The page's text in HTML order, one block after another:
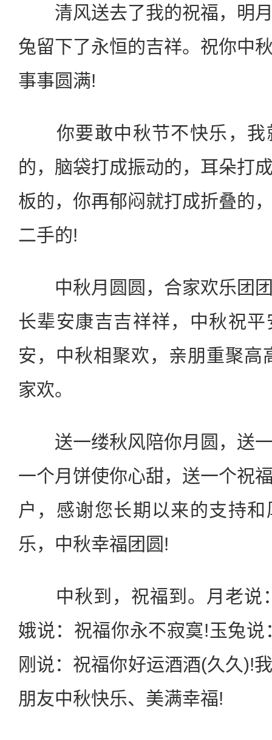
清风送去了我的祝福，明月
兔留下了永恒的吉祥。祝你中
事事圆满!
你要敢中秋节不快乐，我
的，脑袋打成振动的，耳朵打
板的，你再郁闷就打成折叠的
二手的!
中秋月圆圆，合家欢乐团团
长辈安康吉吉祥祥，中秋祝
安，中秋相聚欢，亲朋重聚高
家欢。
送一缕秋风陪你月圆，送一
一个月饼使你心甜，送一个祝
户，感谢您长期以来的支持
乐，中秋幸福团圆!
中秋到，祝福到。月老说
娥说：祝福你永不寂寞!玉兔
刚说：祝福你好运酒酒(久久)!
朋友中秋快乐、美满幸福!